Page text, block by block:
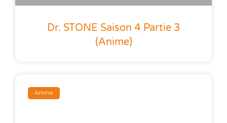
Dr. STONE Saison 4 Partie 3
(anime)
Anime